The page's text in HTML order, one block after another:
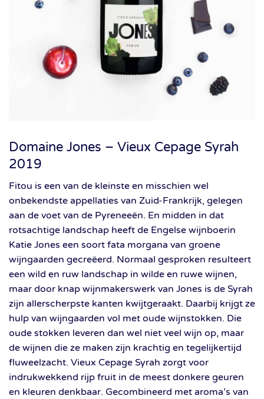
Domaine Jones – Vieux Cepage Syrah
2019
Fitou is een van de kleinste en misschien wel
onbekendste appellaties van Zuid-Frankrijk, gelegen
aan de voet van de Pyreneeën. En midden in dat
rotsachtige landschap heeft de Engelse wijnboerin
Katie Jones een soort fata morgana van groene
wijngaarden gecreëerd. Normaal gesproken resulteert
een wild en ruw landschap in wilde en ruwe wijnen,
maar door knap wijnmakerswerk van Jones is de Syrah
zijn allerscherpste kanten kwijtgeraakt. Daarbij krijgt ze
hulp van wijngaarden vol met oude wijnstokken. Die
oude stokken leveren dan wel niet veel wijn op, maar
de wijnen die ze maken zijn krachtig en tegelijkertijd
fluweelzacht. Vieux Cepage Syrah zorgt voor
indrukwekkend rijp fruit in de meest donkere geuren
en kleuren denkbaar. Gecombineerd met aroma’s van